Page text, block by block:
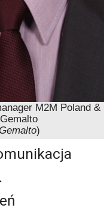
M2M Poland
)